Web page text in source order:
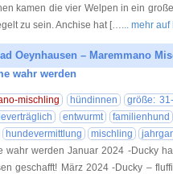
kamen die vier Welpen in ein
zu sein. Anchise hat […... mehr
Oeynhausen​ – Maremmano
wahr werden
mischling hündinnen
größe:
entwurmt
familienhund
hundevermittlung mischling
wahr werden Januar 2024 -Ducky
geschafft! März 2024 -Ducky –